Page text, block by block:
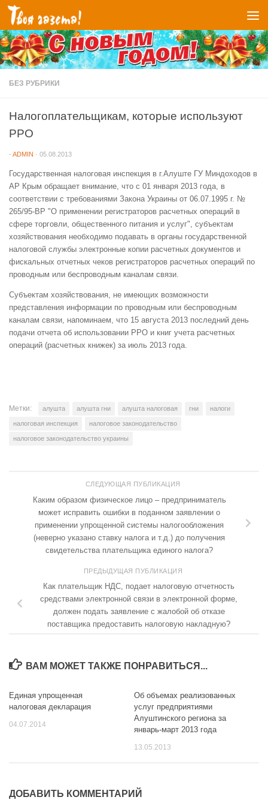
Перейти к содержимому
БЕЗ РУБРИКИ
Налогоплательщикам, которые используют
РРО
- ADMIN · 05.08.2013
Государственная налоговая инспекция в г.Алуште ГУ Миндоходов в
АР Крым обращает внимание, что с 01 января 2013 года, в
соответствии с требованиями Закона Украины от 06.07.1995 г. №
265/95-ВР "О применении регистраторов расчетных операций в
сфере торговли, общественного питания и услуг", субъектам
хозяйствования необходимо подавать в органы государственной
налоговой службы электронные копии расчетных документов и
фискальных отчетных чеков регистраторов расчетных операций по
проводным или беспроводным каналам связи.
Субъектам хозяйствования, не имеющих возможности
представления информации по проводным или беспроводным
каналам связи, напоминаем, что 15 августа 2013 последний день
подачи отчета об использовании РРО и книг учета расчетных
операций (расчетных книжек) за июль 2013 года.
Метки: алушта алушта гни алушта налоговая гни налоги
налоговая инспекция налоговое законодательство
налоговое законодательство украины
СЛЕДУЮЩАЯ ПУБЛИКАЦИЯ
Каким образом физическое лицо – предприниматель
может исправить ошибки в поданном заявлении о
применении упрощенной системы налогообложения
(неверно указано ставку налога и т.д.) до получения
свидетельства плательщика единого налога?
ПРЕДЫДУЩАЯ ПУБЛИКАЦИЯ
Как плательщик НДС, подает налоговую отчетность
средствами электронной связи в электронной форме,
должен подать заявление с жалобой об отказе
поставщика предоставить налоговую накладную?
ВАМ МОЖЕТ ТАКЖЕ ПОНРАВИТЬСЯ...
Единая упрощенная
налоговая декларация
04.07.2014
Об объемах реализованных
услуг предприятиями
Алуштинского региона за
январь-март 2013 года
13.05.2013
ДОБАВИТЬ КОММЕНТАРИЙ